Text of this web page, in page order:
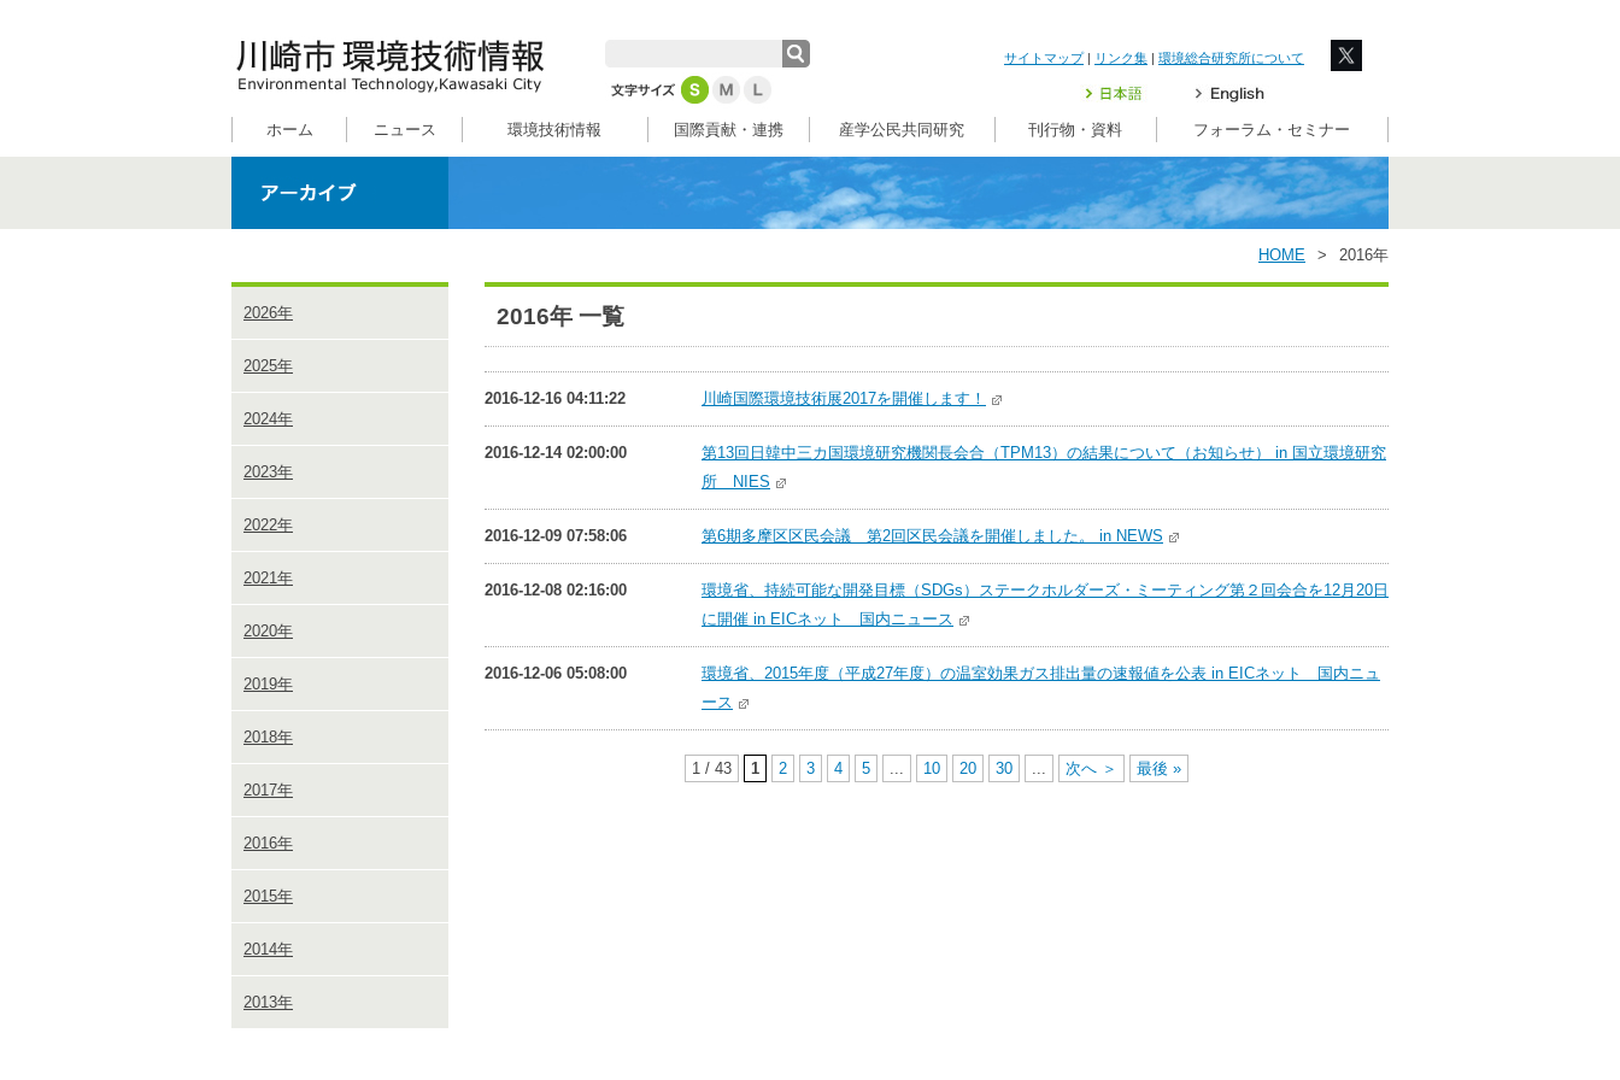
サイトマップ| リンク集 | 環境総合研究所について
ホーム ニュース 環境技術情報 国際貢献・連携 産学公民共同研究 刊行物・資料 フォーラム・セミナー
HOME > 2016年
2026年
2025年
2024年
2023年
2022年
2021年
2020年
2019年
2018年
2017年
2016年
2015年
2014年
2013年
2016年 一覧
2016-12-16 04:11:22 川崎国際環境技術展2017を開催します！
2016-12-14 02:00:00
第13回日韓中三カ国環境研究機関長会合（TPM13）の結果について（お知らせ） in 国立環境研究
所 NIES
2016-12-09 07:58:06 第6期多摩区区民会議 第2回区民会議を開催しました。 in NEWS
2016-12-08 02:16:00
環境省、持続可能な開発目標（SDGs）ステークホルダーズ・ミーティング第２回会合を12月20日
に開催 in EICネット 国内ニュース
2016-12-06 05:08:00
環境省、2015年度（平成27年度）の温室効果ガス排出量の速報値を公表 in EICネット 国内ニュ
ース
1 / 43 1 2 3 4 5 ... 10 20 30 ... 次へ ＞ 最後 »